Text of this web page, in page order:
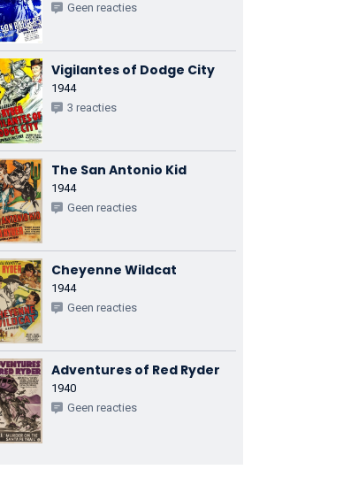
Geen reacties
Vigilantes of Dodge City
1944
3 reacties
The San Antonio Kid
1944
Geen reacties
Cheyenne Wildcat
1944
Geen reacties
Adventures of Red Ryder
1940
Geen reacties